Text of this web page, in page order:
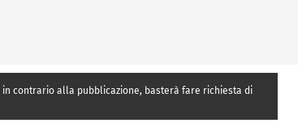
contrario alla pubblicazione, basterà fare richiesta di